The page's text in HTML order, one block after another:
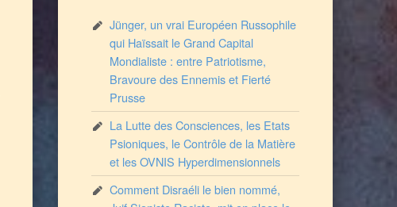
Jünger, un vrai Européen Russophile
qui Haïssait le Grand Capital
Mondialiste : entre Patriotisme,
Bravoure des Ennemis et Fierté
Prusse
La Lutte des Consciences, les Etats
Psioniques, le Contrôle de la Matière
et les OVNIS Hyperdimensionnels
Comment Disraéli le bien nommé,